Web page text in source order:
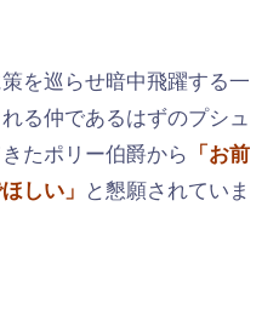
を巡らせ暗中飛躍する一
る仲であるはずのプシュ
たポリー伯爵から
「お前
しい」
と懇願されていま